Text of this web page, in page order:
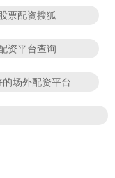
票配资搜狐
资平台查询
的场外配资平台